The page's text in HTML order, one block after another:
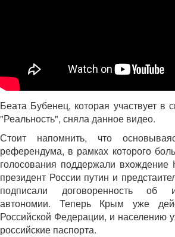
Беата Бубенец, которая участвует в
"Реальность", сняла данное видео.
Стоит напомнить, что
референдума, в рамках которого
голосования поддержали
президент России путин и
подписали договоренность об
автономии. Теперь Крым уже
Российской Федерации, и населению
российские паспорта.